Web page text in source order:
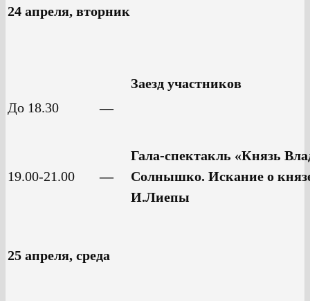
24 апреля, вторник
До 18.30 —
Заезд участников
19.00-21.00 —
Гала-спектакль «Князь
Солнышко. Искание о
И.Лиепы
25 апреля, среда